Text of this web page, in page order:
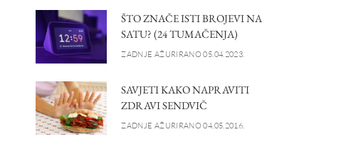
ŠTO ZNAČE ISTI BROJEVI NA
SATU? (24 TUMAČENJA)
ZADNJE AŽURIRANO 05.04.2023.
SAVJETI KAKO NAPRAVITI
ZDRAVI SENDVIČ
ZADNJE AŽURIRANO 04.05.2016.